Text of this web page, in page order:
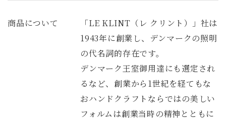
商品について
「LE KLINT（レ クリント）」社は
1943年に創業し、デンマークの照明
の代名詞的存在です。
デンマーク王室御用達にも選定され
るなど、創業から1世紀を経てもな
おハンドクラフトならではの美しい
フォルムは創業当時の精神とともに